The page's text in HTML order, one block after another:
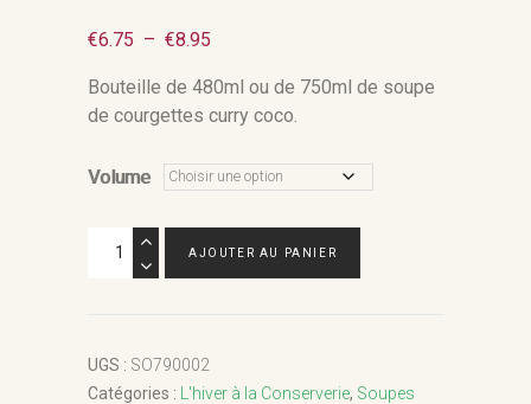
€6.75 – €8.95
prix :
€6.75
€8.95
Bouteille de 480ml ou de 750ml de soupe
de courgettes curry coco.
Volume
quantité
courgettes
curry
AJOUTER AU PANIER
UGS : SO790002
Catégories :
L'hiver à la Conserverie, Soupes